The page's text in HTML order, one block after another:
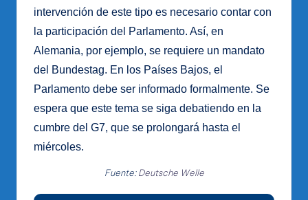
intervención de este tipo es necesario contar con
la participación del Parlamento. Así, en
Alemania, por ejemplo, se requiere un mandato
del Bundestag. En los Países Bajos, el
Parlamento debe ser informado formalmente. Se
espera que este tema se siga debatiendo en la
cumbre del G7, que se prolongará hasta el
miércoles.
Fuente:Deutsche Welle